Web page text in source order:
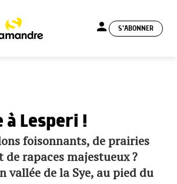
person S'ABONNER
à Lesperi !
foisonnants, de prairies
rapaces majestueux ?
vallée de la Sye, au pied du